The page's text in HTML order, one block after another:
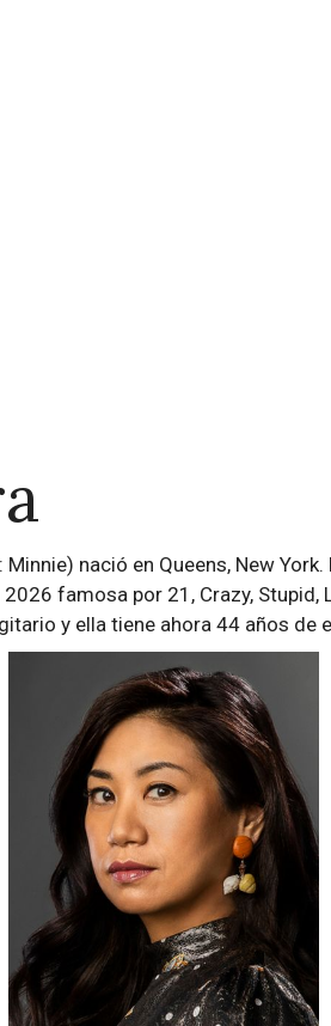
nació en Queens, New
famosa por 21, Crazy, Stupid,
y ella tiene ahora 44 años de